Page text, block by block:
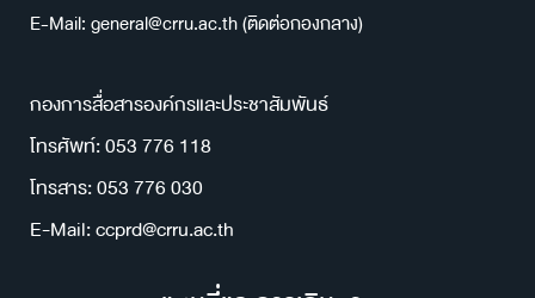
E-Mail: general@crru.ac.th (ติดต่อกองกลาง)
กองการสื่อสารองค์กรและประชาสัมพันธ์
โทรศัพท์: 053 776 118
โทรสาร: 053 776 030
E-Mail: ccprd@crru.ac.th